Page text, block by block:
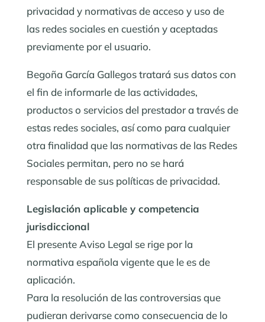
privacidad y normativas de acceso y uso de
las redes sociales en cuestión y aceptadas
previamente por el usuario.
Begoña García Gallegos tratará sus datos con
el fin de informarle de las actividades,
productos o servicios del prestador a través de
estas redes sociales, así como para cualquier
otra finalidad que las normativas de las Redes
Sociales permitan, pero no se hará
responsable de sus políticas de privacidad.
Legislación aplicable y competencia
jurisdiccional
El presente Aviso Legal se rige por la
normativa española vigente que le es de
aplicación.
Para la resolución de las controversias que
pudieran derivarse como consecuencia de lo